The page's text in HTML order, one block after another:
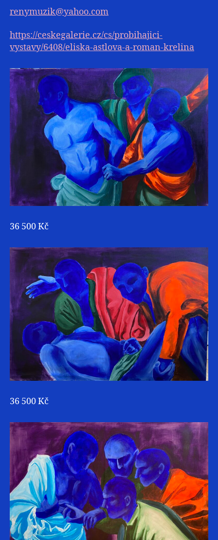
renymuzik@yahoo.com
https://ceskegalerie.cz/cs/probihajici-
vystavy/6408/eliska-astlova-a-roman-krelina
36 500 Kč
36 500 Kč